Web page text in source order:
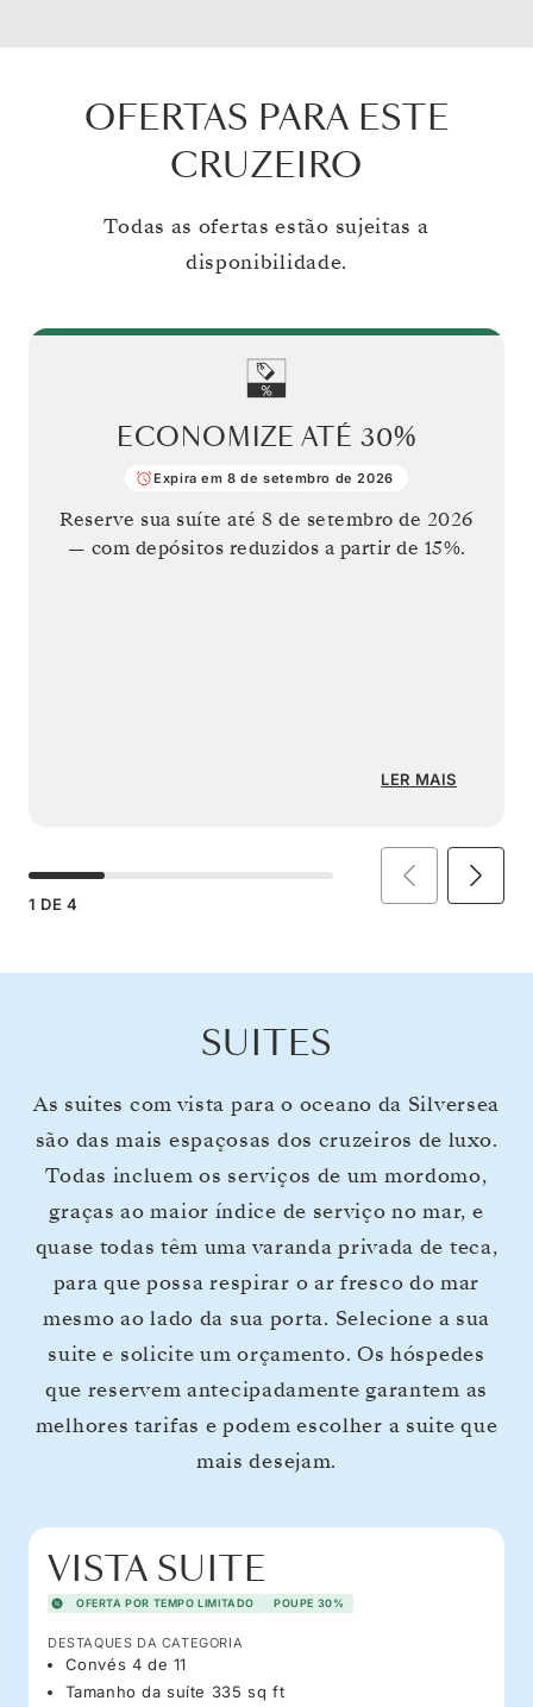
OFERTAS PARA ESTE
CRUZEIRO
Todas as ofertas estão sujeitas a
disponibilidade.
ECONOMIZE ATÉ 30%
Expira em 8 de setembro de 2026
Reserve sua suíte até8 de setembro de 2026
— com depósitos reduzidos a partir de 15%.
LER MAIS
1 DE 4
SUITES
As suites com vista para o oceano da Silversea
são das mais espaçosas dos cruzeiros de luxo.
Todas incluem os serviços de um mordomo,
graças ao maior índice de serviço no mar, e
quase todas têm uma varanda privada de teca,
para que possa respirar o ar fresco do mar
mesmo ao lado da sua porta. Selecione a sua
suite e solicite um orçamento. Os hóspedes
que reservem antecipadamente garantem as
melhores tarifas e podem escolher a suite que
mais desejam.
VISTA SUITE
OFERTA POR TEMPO LIMITADO POUPE 30%
DESTAQUES DA CATEGORIA
Convés 4 de 11
Tamanho da suíte 335 sq ft